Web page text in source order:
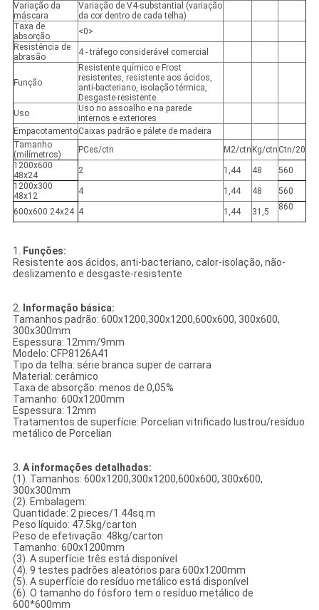
Variação da
máscara
Variação de V4-substantial (variação
da cor dentro de cada telha)
Taxa de
absorção
<0>
Resistência de
abrasão
4 - tráfego considerável comercial
Função
Resistente químico e Frost
resistentes, resistente aos ácidos,
anti-bacteriano, isolação térmica,
Desgaste-resistente
Uso
Uso no assoalho e na parede
internos e exteriores
EmpacotamentoCaixas padrão e pálete de madeira
Tamanho
(milímetros)
PCes/ctn M2/ctn Kg/ctn Ctn/20
1200x600
48x24
2 1,44 48
560
1200x300
48x12
4 1,44 48 560
600x600 24x24 4 1,44 31,5 860
1. Funções:
Resistente aos ácidos, anti-bacteriano, calor-isolação, não-
deslizamento e desgaste-resistente
2. Informação básica:
Tamanhos padrão: 600x1200,300x1200,600x600, 300x600,
300x300mm
Espessura: 12mm/9mm
Modelo: CFP8126A41
Tipo da telha: série branca super de carrara
Material: cerâmico
Taxa de absorção: menos de 0,05%
Tamanho: 600x1200mm
Espessura: 12mm
Tratamentos de superfície: Porcelian vitrificado lustrou/resíduo
metálico de Porcelian
3. A informações detalhadas:
(1). Tamanhos: 600x1200,300x1200,600x600, 300x600,
300x300mm
(2). Embalagem:
Quantidade: 2 pieces/1.44sq.m
Peso líquido: 47.5kg/carton
Peso de efetivação: 48kg/carton
Tamanho: 600x1200mm
(3). A superfície três está disponível
(4). 9 testes padrões aleatórios para 600x1200mm
(5). A superfície do resíduo metálico está disponível
(6). O tamanho do fósforo tem o resíduo metálico de
600*600mm